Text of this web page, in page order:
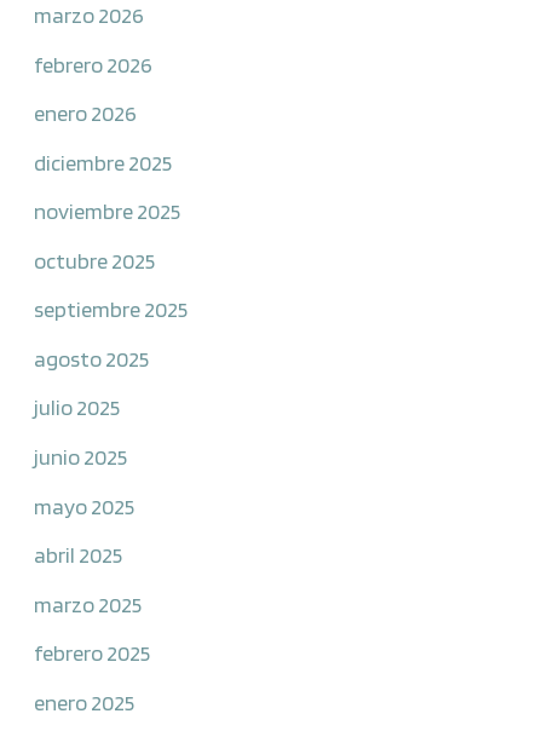
marzo 2026
febrero 2026
enero 2026
diciembre 2025
noviembre 2025
octubre 2025
septiembre 2025
agosto 2025
julio 2025
junio 2025
mayo 2025
abril 2025
marzo 2025
febrero 2025
enero 2025